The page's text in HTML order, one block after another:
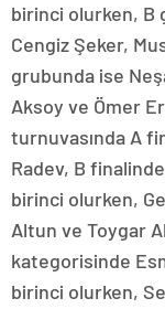
birinci olurken, B
Cengiz Şeker,
grubunda ise
Aksoy ve Ömer
turnuvasında A
Radev, B
birinci olurken,
Altun ve Toygar
kategorisinde
birinci olurken,